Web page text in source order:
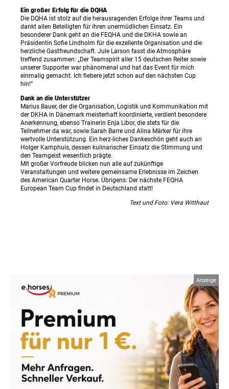
Ein großer Erfolg für die DQHA
Die DQHA ist stolz auf die herausragenden Erfolge ihrer Teams und
dankt allen Beteiligten für ihren unermüdlichen Einsatz. Ein
besonderer Dank geht an die FEQHA und die DKHA sowie an
Präsidentin Sofie Lindholm für die exzellente Organisation und die
herzliche Gastfreundschaft. Jule Larson fasst die Atmosphäre
treffend zusammen: „Der Teamspirit aller 15 deutschen Reiter sowie
unserer Supporter war phänomenal und hat das Event für mich
einmalig gemacht. Ich fiebere jetzt schon auf den nächsten Cup
hin!“
Dank an die Unterstützer
Marius Bauer, der die Organisation, Logistik und Kommunikation mit
der DKHA in Dänemark meisterhaft koordinierte, verdient besondere
Anerkennung, ebenso Trainerin Enja Libor, die stets für die
Teilnehmer da war, sowie Sarah Barre und Alina Märker für ihre
wertvolle Unterstützung. Ein herz-liches Dankeschön geht auch an
Holger Kamphuis, dessen kulinarischer Einsatz die Stimmung und
den Teamgeist wesentlich prägte.
Mit großer Vorfreude blicken nun alle auf zukünftige
Veranstaltungen und weitere gemeinsame Erlebnisse im Zeichen
des American Quarter Horse. Übrigens: Der nächste FEQHA
European Team Cup findet in Deutschland statt!
Text und Foto: Vera Witthaut